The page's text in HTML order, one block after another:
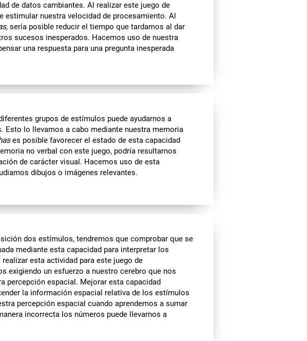
de datos cambiantes. Al realizar este juego de
estimular nuestra velocidad de procesamiento. Al
, sería posible reducir el tiempo que tardamos al dar
sucesos inesperados. Hacemos uso de nuestra
una respuesta para una pregunta inesperada
grupos de estímulos puede ayudarnos a
Esto lo llevamos a cabo mediante nuestra memoria
es posible favorecer el estado de esta capacidad
no verbal con este juego, podría resultarnos
de carácter visual. Hacemos uso de esta
dibujos o imágenes relevantes.
dos estímulos, tendremos que comprobar que se
mediante esta capacidad para interpretar los
esta actividad para este juego de
exigiendo un esfuerzo a nuestro cerebro que nos
percepción espacial. Mejorar esta capacidad
la información espacial relativa de los estímulos
percepción espacial cuando aprendemos a sumar
incorrecta los números puede llevarnos a